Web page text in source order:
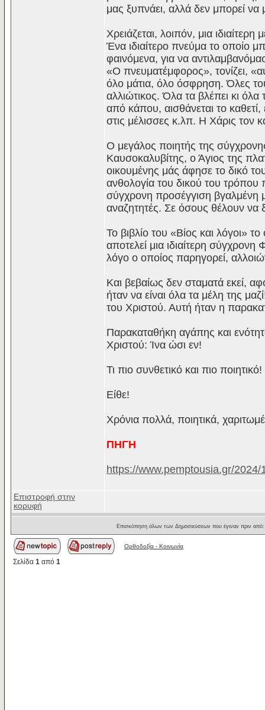
μας ξυπνάει, αλλά δεν μπορεί
Χρειάζεται, λοιπόν, μια
Ένα ιδιαίτερο πνεύμα το οποίο
φαινόμενα, για να
«Ο πνευματέμφορος», τονίζει,
όλο μάτια, όλο όσφρηση. Όλες
αλλιώτικος. Όλα τα βλέπει κι
από κάπου, αισθάνεται το
στις μέλισσες κ.λπ. Η Xάρις τον
Ο μεγάλος ποιητής της
Καυσοκαλυβίτης, ο Άγιος της
οικουμένης μάς άφησε το δικό
ανθολογία του δικού του
σύγχρονη προσέγγιση
αναζητητές. Σε όσους θέλουν να
Το βιβλίο του «Βίος και λόγοι»
αποτελεί μια ιδιαίτερη σύγχρονη
λόγο ο οποίος παρηγορεί,
Και βεβαίως δεν σταματά εκεί,
ήταν να είναι όλα τα μέλη της
του Χριστού. Αυτή ήταν η
Παρακαταθήκη αγάπης και
Χριστού: Ίνα ώσι εν!
Τι πιο συνθετικό και πιο ποιητικό!
Είθε!
Χρόνια πολλά, ποιητικά,
ΠΗΓΗ
https://www.pemptousia.gr/
Επιστροφή στην
κορυφή
Επισκόπηση όλων των Δημοσιεύσεων που έγιναν πριν
Ορθοδοξία - Κοινωνία
Σελίδα 1 από 1